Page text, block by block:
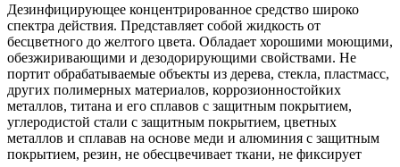
Дезинфицирующее концентрированное средство широко
спектра действия. Представляет собой жидкость от
бесцветного до желтого цвета. Обладает хорошими моющими,
обезжиривающими и дезодорирующими свойствами. Не
портит обрабатываемые объекты из дерева, стекла, пластмасс,
других полимерных материалов, коррозионностойких
металлов, титана и его сплавов с защитным покрытием,
углеродистой стали с защитным покрытием, цветных
металлов и сплавав на основе меди и алюминия с защитным
покрытием, резин, не обесцвечивает ткани, не фиксирует